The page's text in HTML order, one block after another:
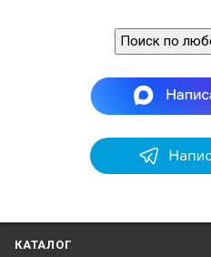
Поиск по
КАТАЛОГ